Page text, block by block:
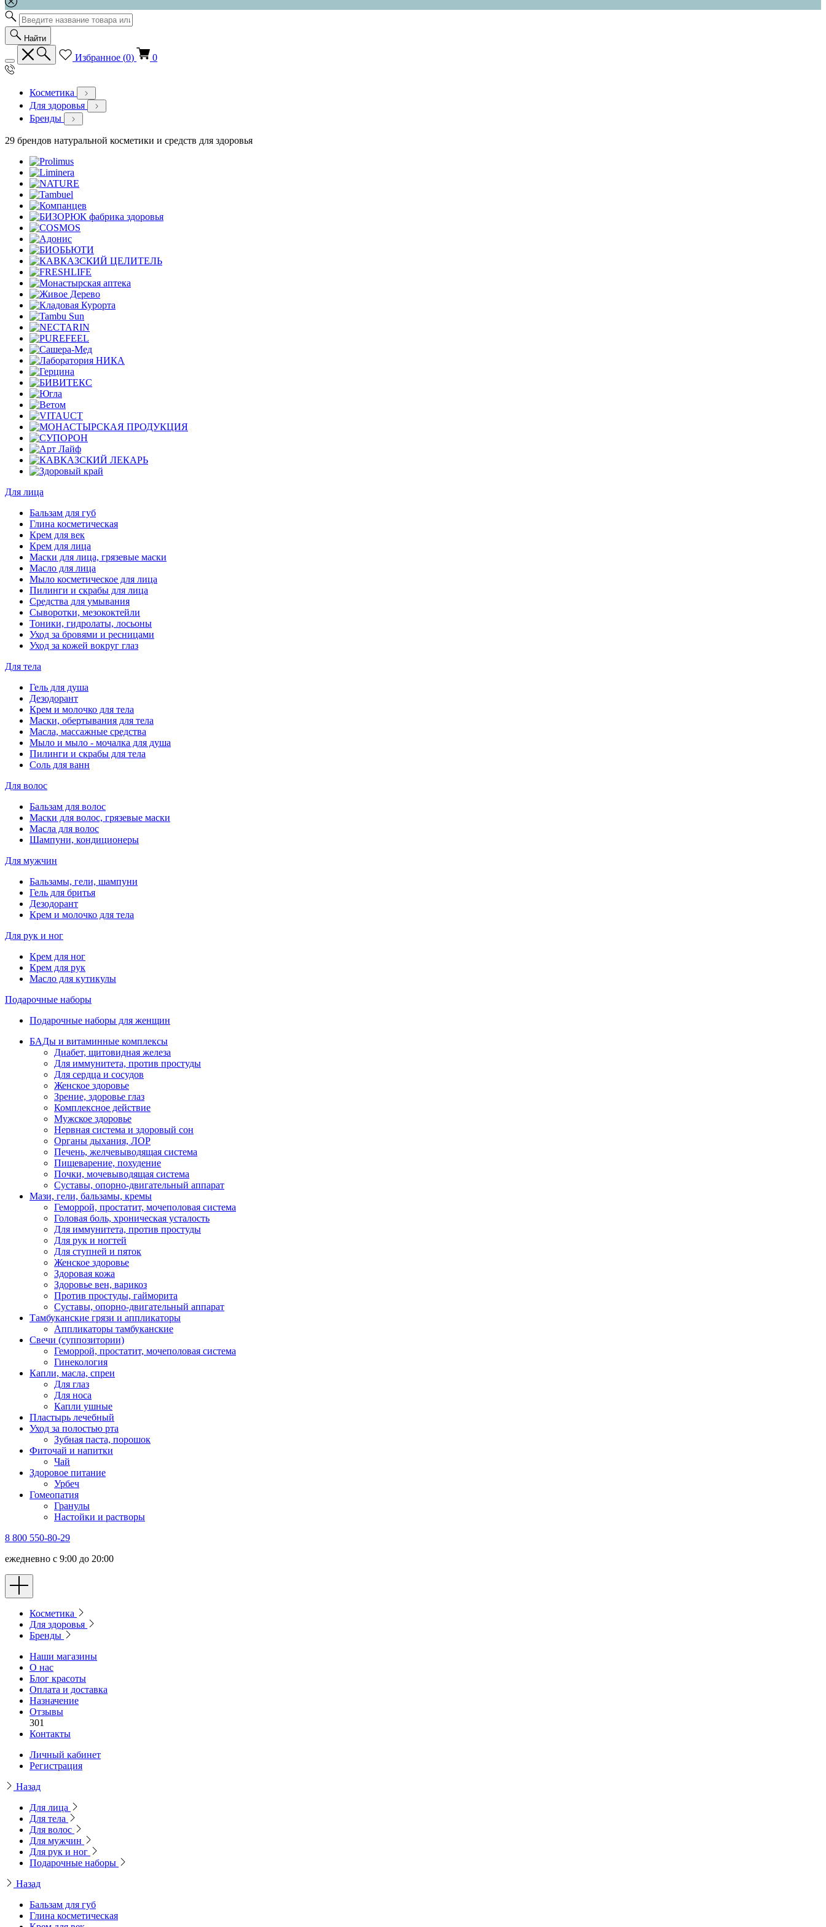
Найти
Избранное (0) 0
Косметика
Для здоровья
Бренды
29 брендов натуральной косметики и средств для здоровья
Для лица
Бальзам для губ
Глина косметическая
Крем для век
Крем для лица
Маски для лица, грязевые маски
Масло для лица
Мыло косметическое для лица
Пилинги и скрабы для лица
Средства для умывания
Сыворотки, мезококтейли
Тоники, гидролаты, лосьоны
Уход за бровями и ресницами
Уход за кожей вокруг глаз
Для тела
Гель для душа
Дезодорант
Крем и молочко для тела
Маски, обертывания для тела
Масла, массажные средства
Мыло и мыло - мочалка для душа
Пилинги и скрабы для тела
Соль для ванн
Для волос
Бальзам для волос
Маски для волос, грязевые маски
Масла для волос
Шампуни, кондиционеры
Для мужчин
Бальзамы, гели, шампуни
Гель для бритья
Дезодорант
Крем и молочко для тела
Для рук и ног
Крем для ног
Крем для рук
Масло для кутикулы
Подарочные наборы
Подарочные наборы для женщин
БАДы и витаминные комплексы
Диабет, щитовидная железа
Для иммунитета, против простуды
Для сердца и сосудов
Женское здоровье
Зрение, здоровье глаз
Комплексное действие
Мужское здоровье
Нервная система и здоровый сон
Органы дыхания, ЛОР
Печень, желчевыводящая система
Пищеварение, похудение
Почки, мочевыводящая система
Суставы, опорно-двигательный аппарат
Мази, гели, бальзамы, кремы
Геморрой, простатит, мочеполовая система
Головая боль, хроническая усталость
Для иммунитета, против простуды
Для рук и ногтей
Для ступней и пяток
Женское здоровье
Здоровая кожа
Здоровье вен, варикоз
Против простуды, гайморита
Суставы, опорно-двигательный аппарат
Тамбуканские грязи и аппликаторы
Аппликаторы тамбуканские
Свечи (суппозитории)
Геморрой, простатит, мочеполовая система
Гинекология
Капли, масла, спреи
Для глаз
Для носа
Капли ушные
Пластырь лечебный
Уход за полостью рта
Зубная паста, порошок
Фиточай и напитки
Чай
Здоровое питание
Урбеч
Гомеопатия
Гранулы
Настойки и растворы
8 800 550-80-29
ежедневно с 9:00 до 20:00
Косметика
Для здоровья
Бренды
Наши магазины
О нас
Блог красоты
Оплата и доставка
Назначение
Отзывы
301
Контакты
Личный кабинет
Регистрация
Назад
Для лица
Для тела
Для волос
Для мужчин
Для рук и ног
Подарочные наборы
Назад
Бальзам для губ
Глина косметическая